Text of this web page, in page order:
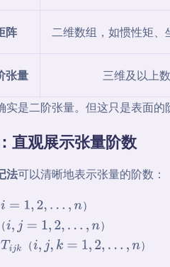
阵 二维数组，如惯性矩、
张量 三维及以上
是二阶张量。但这只是表面的
直观展示张量阶数
法可以清晰地表示张量的阶数：
i= 1,2,…,n
）
（i,j=1,2 …,n
）
Tijk （i,j,k=1 2,…,n
）